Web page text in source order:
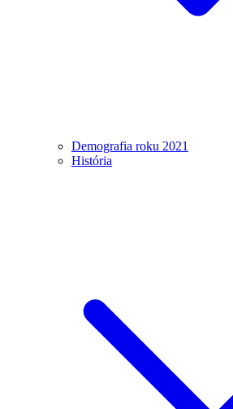
Demografia roku 2021
História